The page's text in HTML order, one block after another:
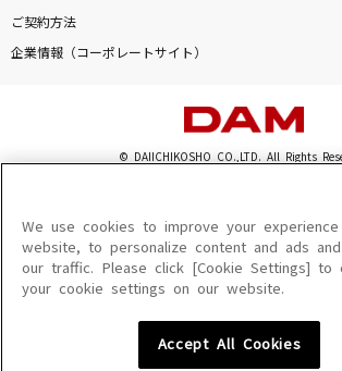
ご契約方法
企業情報（コーポレートサイト）
© DAIICHIKOSHO CO.,LTD. All Rights
このサイトに掲載されている一切の文章・画像・写真・動画
を問わず、著作権法の定める範囲を超えて無断で複製、転載
を禁じます。
楽曲及びコンテンツは、機種によりご利用いただけない場合
楽曲及びコンテンツの配信日、配信内容が変更になる場合が
We use cookies to improve your
website, to personalize content and ads
our traffic. Please click [Cookie Settings] to
your cookie settings on our website.
Accept All Cookies